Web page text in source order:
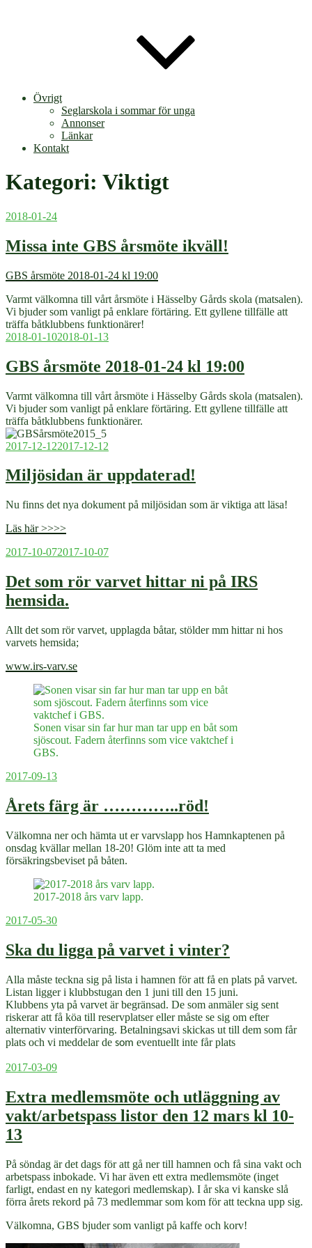
Övrigt
Seglarskola i sommar för unga
Annonser
Länkar
Kontakt
Kategori: Viktigt
Publicerat
2018-01-24
Missa inte GBS årsmöte ikväll!
GBS årsmöte 2018-01-24 kl 19:00
Varmt välkomna till vårt årsmöte i Hässelby Gårds skola (matsalen).
Vi bjuder som vanligt på enklare förtäring. Ett gyllene tillfälle att
träffa båtklubbens funktionärer!
Publicerat
2018-01-102018-01-13
GBS årsmöte 2018-01-24 kl 19:00
Varmt välkomna till vårt årsmöte i Hässelby Gårds skola (matsalen).
Vi bjuder som vanligt på enklare förtäring. Ett gyllene tillfälle att
träffa båtklubbens funktionärer.
Publicerat
2017-12-122017-12-12
Miljösidan är uppdaterad!
Nu finns det nya dokument på miljösidan som är viktiga att läsa!
Läs här >>>>
Publicerat
2017-10-072017-10-07
Det som rör varvet hittar ni på IRS
hemsida.
Allt det som rör varvet, upplagda båtar, stölder mm hittar ni hos
varvets hemsida;
www.irs-varv.se
Sonen visar sin far hur man tar upp en båt som
sjöscout. Fadern återfinns som vice vaktchef i
GBS.
Publicerat
2017-09-13
Årets färg är …………..röd!
Välkomna ner och hämta ut er varvslapp hos Hamnkaptenen på
onsdag kvällar mellan 18-20! Glöm inte att ta med
försäkringsbeviset på båten.
2017-2018 års varv lapp.
Publicerat
2017-05-30
Ska du ligga på varvet i vinter?
Alla måste teckna sig på lista i hamnen för att få en plats på varvet.
Listan ligger i klubbstugan den 1 juni till den 15 juni.
Klubbens yta på varvet är begränsad. De som anmäler sig sent
riskerar att få köa till reservplatser eller måste se sig om efter
alternativ vinterförvaring. Betalningsavi skickas ut till dem som får
plats och vi meddelar de som eventuellt inte får plats
Publicerat
2017-03-09
Extra medlemsmöte och utläggning av
vakt/arbetspass listor den 12 mars kl 10-
13
På söndag är det dags för att gå ner till hamnen och få sina vakt och
arbetspass inbokade. Vi har även ett extra medlemsmöte (inget
farligt, endast en ny kategori medlemskap). I år ska vi kanske slå
förra årets rekord på 73 medlemmar som kom för att teckna upp sig.
Välkomna, GBS bjuder som vanligt på kaffe och korv!